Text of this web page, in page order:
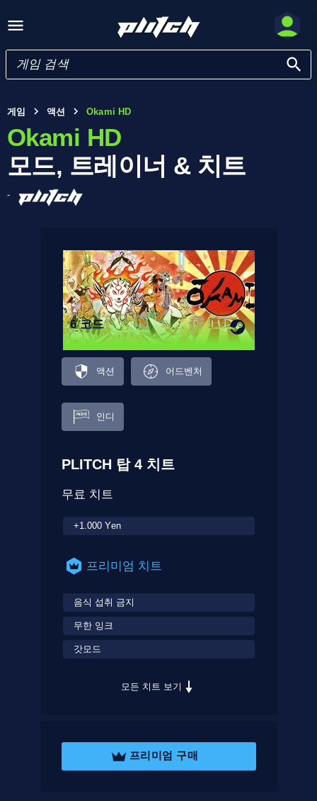
게임 액션 Okami HD
Okami HD
모드, 트레이너 & 치트
-
6 코드
액션 어드벤처
인디
PLITCH 탑 4 치트
무료 치트
+1.000 Yen
프리미엄 치트
음식 섭취 금지
무한 잉크
갓모드
모든 치트 보기
프리미엄 구매